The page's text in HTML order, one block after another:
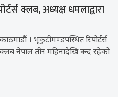
क्लब, अध्यक्ष धमलाद्वारा
काठमाडौं । भृकुटीमण्डपस्थित रिपोर्टर्स
क्लब नेपाल तीन महिनादेखि बन्द रहेको